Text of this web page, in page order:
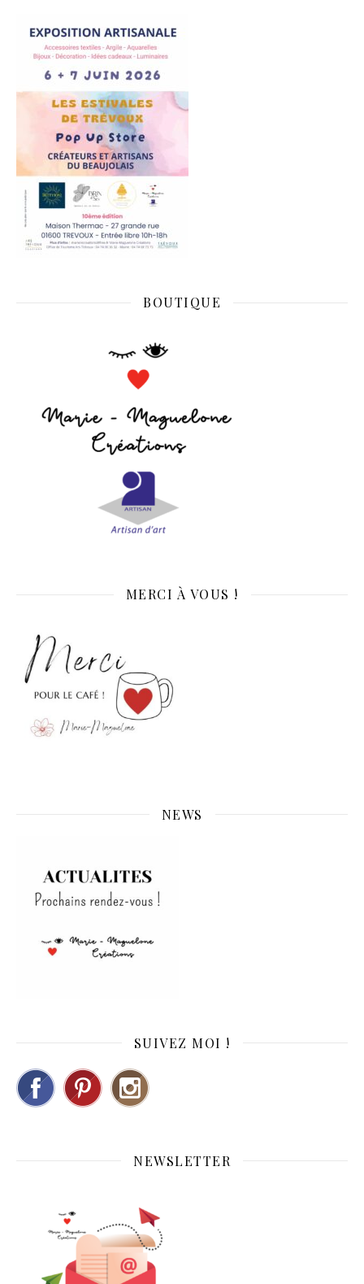
BOUTIQUE
MERCI À VOUS !
NEWS
SUIVEZ MOI !
NEWSLETTER